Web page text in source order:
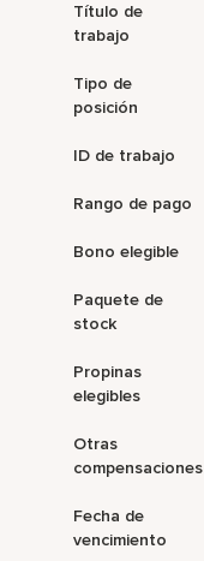
Título de
trabajo
Tipo de
posición
ID de trabajo
Rango de pago
Bono elegible
Paquete de
stock
Propinas
elegibles
Otras
compensaciones
Fecha de
vencimiento